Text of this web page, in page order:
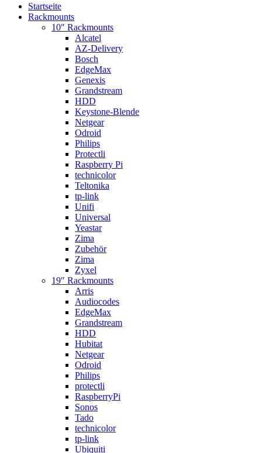
Startseite
Rackmounts
10″ Rackmounts
Alcatel
AZ-Delivery
Bosch
EdgeMax
Genexis
Grandstream
HDD
Keystone-Blende
Netgear
Odroid
Philips
Protectli
Raspberry Pi
technicolor
Teltonika
tp-link
Unifi
Universal
Yeastar
Zima
Zubehör
Zima
Zyxel
19″ Rackmounts
Arris
Audiocodes
EdgeMax
Grandstream
HDD
Hubitat
Netgear
Odroid
Philips
protectli
RaspberryPi
Sonos
Tado
technicolor
tp-link
Ubiquiti